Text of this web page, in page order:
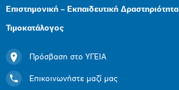
Επιστημονική – Εκπαιδευτική Δραστηριότητα
Τιμοκατάλογος
Πρόσβαση στο ΥΓΕΙΑ
Επικοινωνήστε μαζί μας